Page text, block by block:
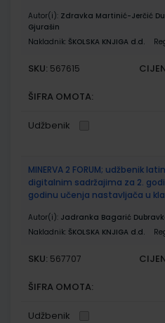
Autor(i): Zdravka Martinić-Jerčić
Gjurašin
Nakladnik: ŠKOLSKA KNJIGA d.d.
SKU: 567615
ŠIFRA OMOTA:
Udžbenik
MINERVA 2 FORUM; udžbenik
digitalnim sadržajima za 2.
godinu učenja nastavljača u
Autor(i): Jadranka Bagarić
Nakladnik: ŠKOLSKA KNJIGA d.d.
SKU: 567707
ŠIFRA OMOTA:
Udžbenik